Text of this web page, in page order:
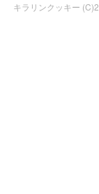
キラリンクッキー